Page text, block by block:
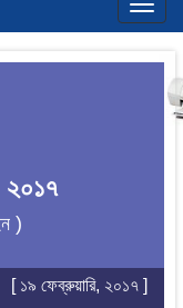
)
[ ১৯ ফেব্রুয়ারি, ২০১৭ ]